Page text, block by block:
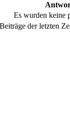
Es wurden keine
Beiträge der letzten